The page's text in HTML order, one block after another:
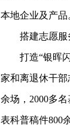
本地企业及产品
搭建志愿
打造“银晖
家和离退休干
余场，2000多
表科普稿件800